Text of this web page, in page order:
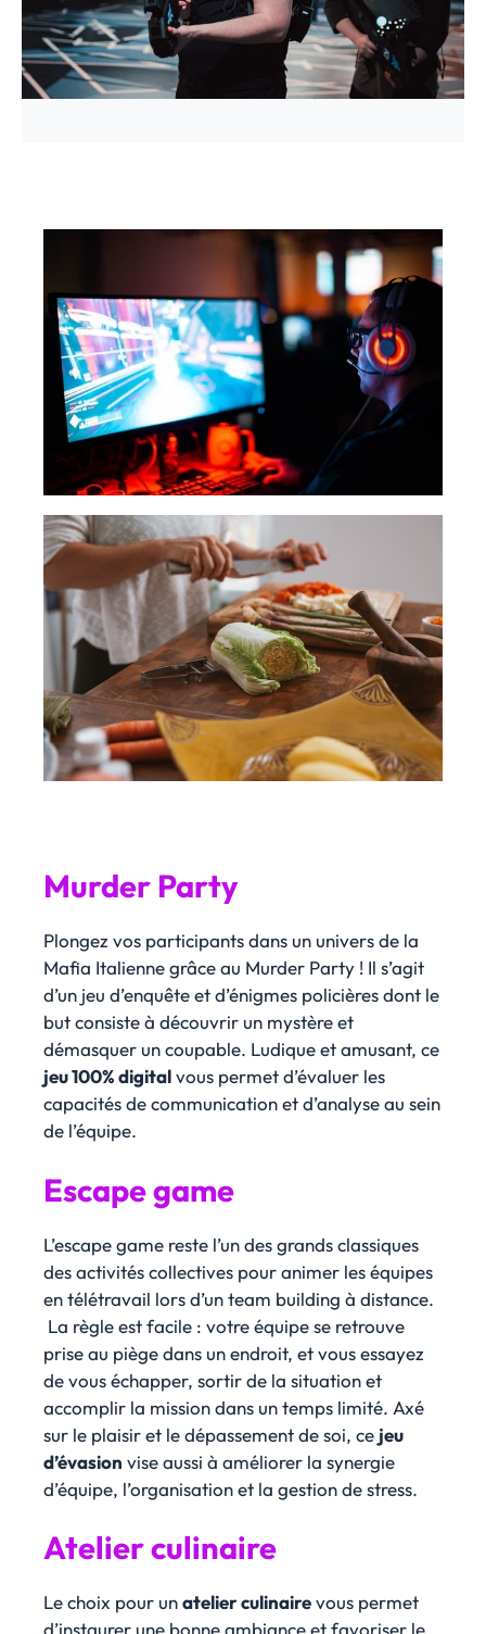
Murder Party
Plongez vos participants dans un univers de la
Mafia Italienne grâce au Murder Party ! Il s’agit
d’un jeu d’enquête et d’énigmes policières dont le
but consiste à découvrir un mystère et
démasquer un coupable. Ludique et amusant, ce
jeu 100% digitalvous permet d’évaluer les
capacités de communication et d’analyse au sein
de l’équipe.
Escape game
L’escape game reste l’un des grands classiques
des activités collectives pour animer les équipes
en télétravail lors d’un team building à distance.
La règle est facile : votre équipe se retrouve
prise au piège dans un endroit, et vous essayez
de vous échapper, sortir de la situation et
accomplir la mission dans un temps limité. Axé
sur le plaisir et le dépassement de soi, ce jeu
d’évasion vise aussi à améliorer la synergie
d’équipe, l’organisation et la gestion de stress.
Atelier culinaire
Le choix pour unatelier culinairevous permet